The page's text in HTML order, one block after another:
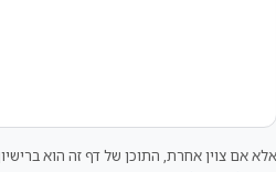
אלא אם צוין אחרת, התוכן של דף זה הוא